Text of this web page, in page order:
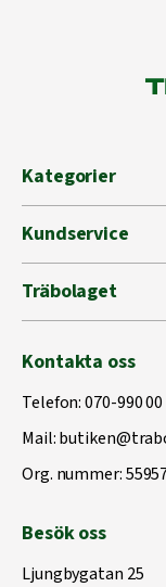
Kategorier
Kundservice
Träbolaget
Kontakta oss
Telefon:070-990 00
Mail:
Org. nummer:
Besök oss
Ljungbygatan 25